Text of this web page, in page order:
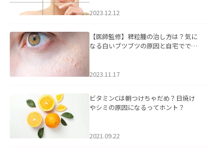
2023.12.12
【医師監修】稗粒腫の治し方は？気に
なる白いブツブツの原因と自宅ででき
2023.11.17
ビタミンCは朝つけちゃだめ？日焼け
やシミの原因になるってホント？
2021.09.22